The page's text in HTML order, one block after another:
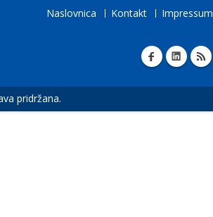
Naslovnica Kontakt Impressum
pridržana.